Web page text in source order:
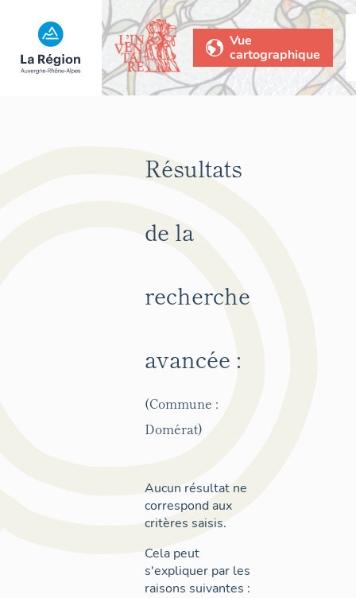
Vue
cartographique
Résultats
de la
recherche
avancée :
(Commune :
Domérat)
Aucun résultat ne
correspond aux
critères saisis.
Cela peut
s'expliquer par les
raisons suivantes :